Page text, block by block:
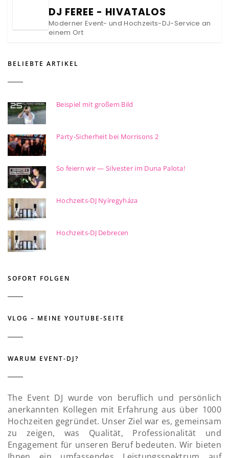
DJ FEREE - HIVATALOS
Moderner Event- und Hochzeits-DJ-Service an
einem Ort
BELIEBTE ARTIKEL
Beispiel mit großem Bild
Party-Sicherheit bei Morrisons 2
So feiern wir — Silvester im Duna Palota!
Hochzeits-DJ Nyíregyháza
Hochzeits-DJ Debrecen
SOFORT FOLGEN
VLOG – MEINE YOUTUBE-SEITE
WARUM EVENT-DJ?
The Event DJ wurde von beruflich und persönlich
anerkannten Kollegen mit Erfahrung aus über 1000
Hochzeiten gegründet. Unser Ziel war es, gemeinsam
zu zeigen, was Qualität, Professionalität und
Engagement für unseren Beruf bedeuten. Wir bieten